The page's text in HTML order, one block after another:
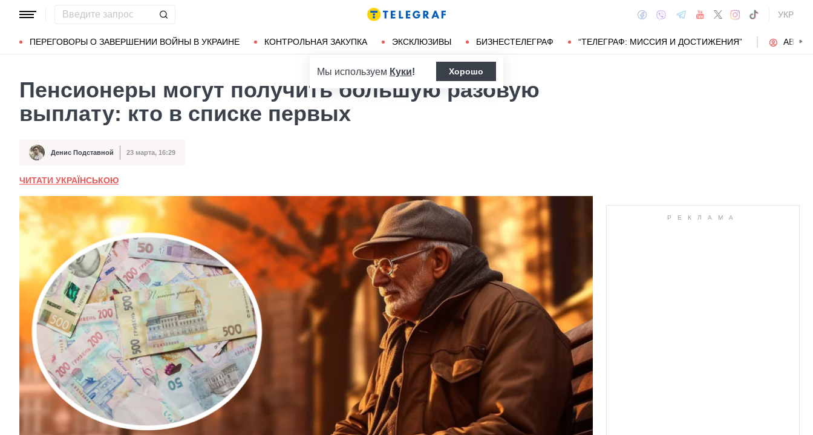
УКР
ПЕРЕГОВОРЫ О ЗАВЕРШЕНИИ ВОЙНЫ В УКРАИНЕ КОНТРОЛЬНАЯ ЗАКУПКА ЭКСКЛЮЗИВЫ БИЗНЕСТЕЛЕГРАФ “ТЕЛЕГРАФ: МИССИЯ И ДОСТИЖЕНИЯ”
Популярные запросы Мариуполь
Мы используем Куки! Хорошо
Пенсионеры могут получить большую разовую
выплату: кто в списке первых
Автор Денис Подставной
Дата публикации 23 марта, 16:29
ЧИТАТИ УКРАЇНСЬКОЮ